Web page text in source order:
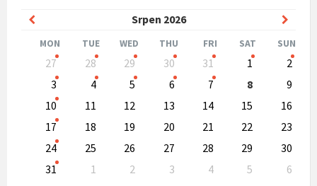
Srpen 2026
Previous
Month
MON TUE WED THU FRI SAT SUN
calendar
27 28 29 30 31 1
2
3
4 5 6 7 8
9
10
11 12 13 14 15
16
17
18 19 20 21 22
23
24
25 26 27 28 29
30
31
1 2 3 4 5
6